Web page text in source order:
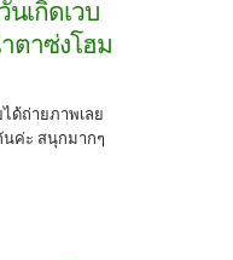
เกิดเวบ
ตาซ่งโฮม
ด้ถ่ายภาพเลย
ค่ะ สนุกมากๆ